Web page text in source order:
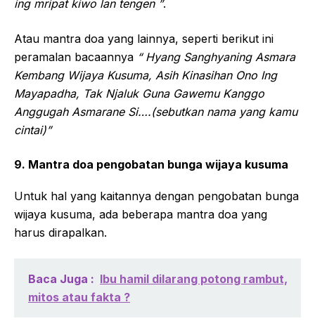
ing mripat kiwo lan tengen ”.
Atau mantra doa yang lainnya, seperti berikut ini
peramalan bacaannya “ Hyang Sanghyaning Asmara
Kembang Wijaya Kusuma, Asih Kinasihan Ono Ing
Mayapadha, Tak Njaluk Guna Gawemu Kanggo
Anggugah Asmarane Si….(sebutkan nama yang kamu
cintai)”
9. Mantra doa pengobatan bunga wijaya kusuma
Untuk hal yang kaitannya dengan pengobatan bunga
wijaya kusuma, ada beberapa mantra doa yang
harus dirapalkan.
Baca Juga : Ibu hamil dilarang potong rambut,
mitos atau fakta ?